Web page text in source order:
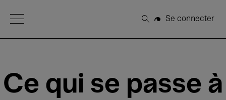
Open Menu
Rechercher
Se connecter
Ce qui se passe à